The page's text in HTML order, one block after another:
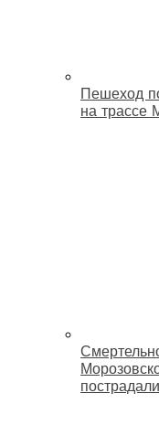
Пешеход
на трассе
пострадали